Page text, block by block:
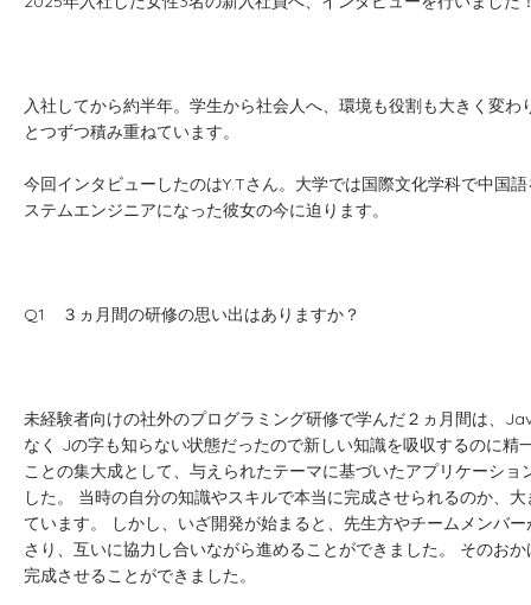
入社してから約半年。学生から社会人へ、環境も役割も大きく変
とつずつ積み重ねています。
今回インタビューしたのはY.Tさん。大学では国際文化学科で中国
ステムエンジニアになった彼女の今に迫ります。
Q1 ３ヵ月間の研修の思い出はありますか？
未経験者向けの社外のプログラミング研修で学んだ２ヵ月間は、
なく Jの字も知らない状態だったので新しい知識を吸収するのに精
ことの集大成として、与えられたテーマに基づいたアプリケーシ
した。 当時の自分の知識やスキルで本当に完成させられるのか、
ています。 しかし、いざ開発が始まると、先生方やチームメンバ
さり、互いに協力し合いながら進めることができました。 そのお
完成させることができました。